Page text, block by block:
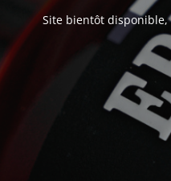
Site bientôt